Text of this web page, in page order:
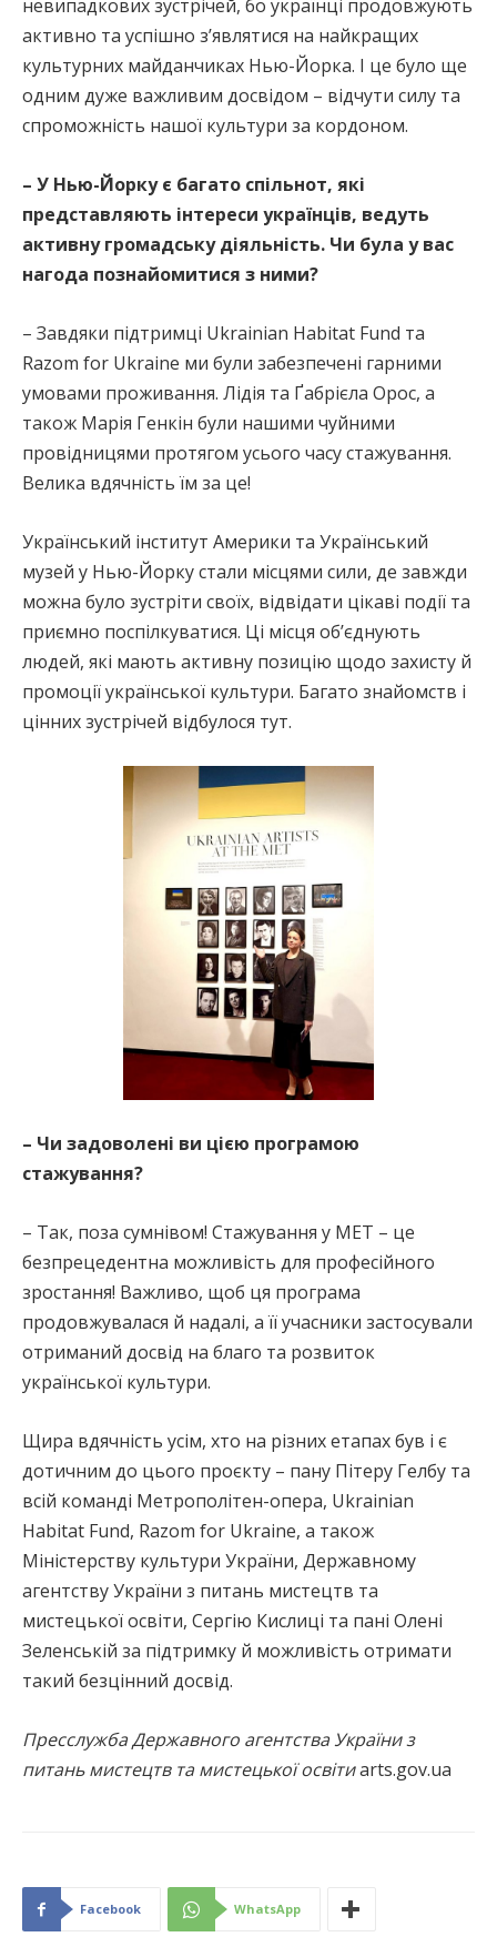
невипадкових зустрічей, бо українці продовжують
активно та успішно з’являтися на найкращих
культурних майданчиках Нью-Йорка. І це було ще
одним дуже важливим досвідом – відчути силу та
спроможність нашої культури за кордоном.
– У Нью-Йорку є багато спільнот, які
представляють інтереси українців, ведуть
активну громадську діяльність. Чи була у вас
нагода познайомитися з ними?
– Завдяки підтримці Ukrainian Habitat Fund та
Razom for Ukraine ми були забезпечені гарними
умовами проживання. Лідія та Ґабрієла Орос, а
також Марія Генкін були нашими чуйними
провідницями протягом усього часу стажування.
Велика вдячність їм за це!
Український інститут Америки та Український
музей у Нью-Йорку стали місцями сили, де завжди
можна було зустріти своїх, відвідати цікаві події та
приємно поспілкуватися. Ці місця об’єднують
людей, які мають активну позицію щодо захисту й
промоції української культури. Багато знайомств і
цінних зустрічей відбулося тут.
– Чи задоволені ви цією програмою
стажування?
– Так, поза сумнівом! Стажування у МЕТ – це
безпрецедентна можливість для професійного
зростання! Важливо, щоб ця програма
продовжувалася й надалі, а її учасники застосували
отриманий досвід на благо та розвиток
української культури.
Щира вдячність усім, хто на різних етапах був і є
дотичним до цього проєкту – пану Пітеру Гелбу та
всій команді Метрополітен-опера, Ukrainian
Habitat Fund, Razom for Ukraine, а також
Міністерству культури України, Державному
агентству України з питань мистецтв та
мистецької освіти, Сергію Кислиці та пані Олені
Зеленській за підтримку й можливість отримати
такий безцінний досвід.
Пресслужба Державного агентства України з
питань мистецтв та мистецької освітиarts.gov.ua
Facebook WhatsApp